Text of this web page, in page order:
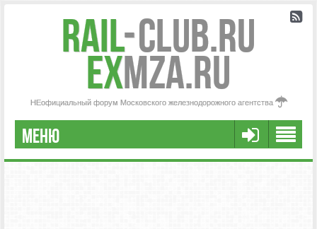
Rail-Club.RU
exMZA.RU
НЕофициальный форум Московского железнодорожного агентства
МЕНЮ
РЕГИСТРАЦИЯ